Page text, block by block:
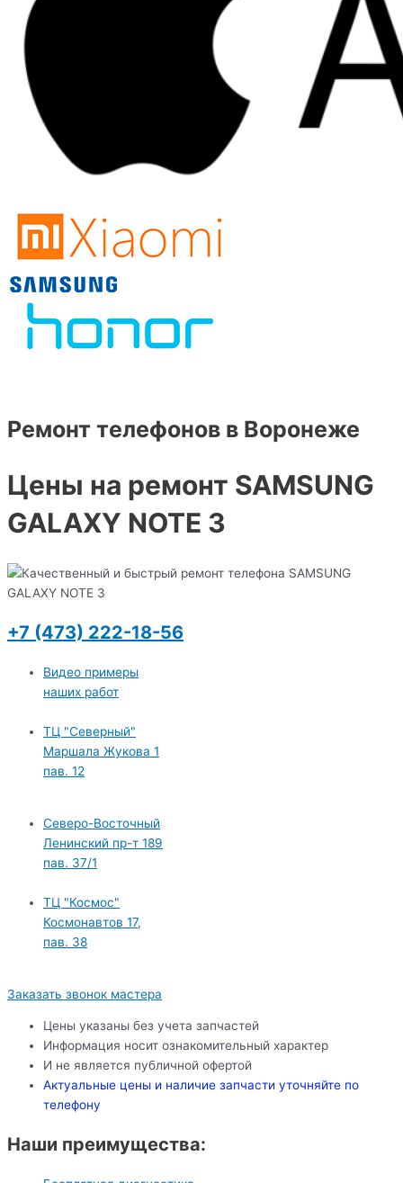
Ремонт телефонов в Воронеже
Цены на ремонт SAMSUNG
GALAXY NOTE 3
+7 (473) 222-18-56
Видео примеры
наших работ
ТЦ "Северный"
Маршала Жукова 1
пав. 12
Северо-Восточный
Ленинский пр-т 189
пав. 37/1
ТЦ "Космос"
Космонавтов 17,
пав. 38
Заказать звонок мастера
Цены указаны без учета запчастей
Информация носит ознакомительный характер
И не является публичной офертой
Актуальные цены и наличие запчасти уточняйте по
телефону
Наши преимущества: